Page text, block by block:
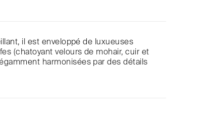
il est enveloppé de luxueuses
(chatoyant velours de mohair, cuir et
harmonisées par des détails